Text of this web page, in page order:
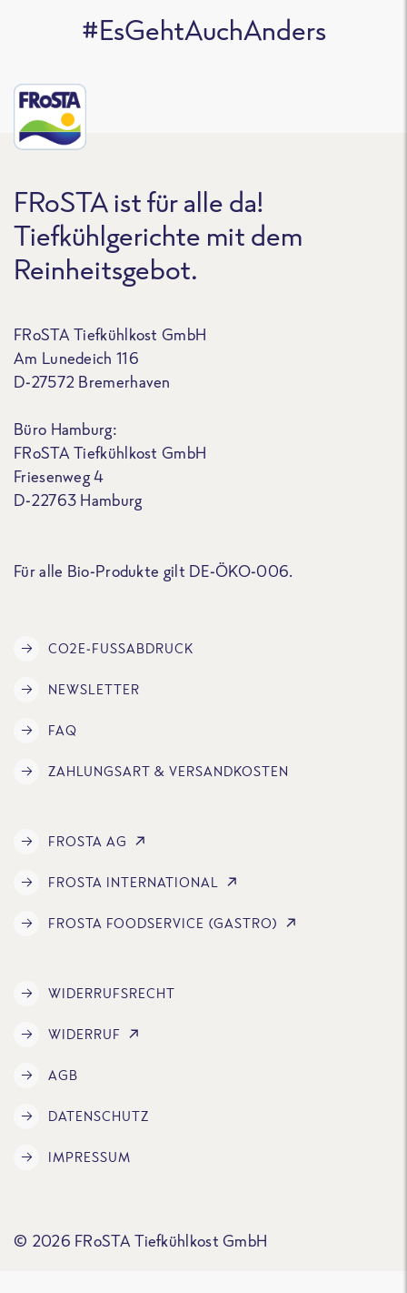
#EsGehtAuchAnders
FRoSTA ist für alle da!
Tiefkühlgerichte mit dem
Reinheitsgebot.
FRoSTA Tiefkühlkost GmbH
Am Lunedeich 116
D-27572 Bremerhaven
Büro Hamburg:
FRoSTA Tiefkühlkost GmbH
Friesenweg 4
D-22763 Hamburg
Für alle Bio-Produkte gilt DE-ÖKO-006.
CO2E-FUSSABDRUCK
NEWSLETTER
FAQ
ZAHLUNGSART & VERSANDKOSTEN
FROSTA AG
FROSTA INTERNATIONAL
FROSTA FOODSERVICE (GASTRO)
WIDERRUFSRECHT
WIDERRUF
AGB
DATENSCHUTZ
IMPRESSUM
© 2026 FRoSTA Tiefkühlkost GmbH